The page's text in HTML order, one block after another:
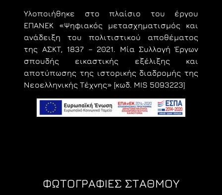
Υλοποιήθηκε στο πλαίσιο του έργου
ΕΠΑΝΕΚ «Ψηφιακός μετασχηματισμός και
ανάδειξη του πολιτιστικού αποθέματος
της ΑΣΚΤ, 1837 – 2021. Μία Συλλογή Έργων
σπουδής εικαστικής εξέλιξης και
αποτύπωσης της ιστορικής διαδρομής της
Νεοελληνικής Τέχνης» [κωδ. MIS 5093223]
ΦΩΤΟΓΡΑΦΊΕΣ ΣΤΑΘΜΟΎ